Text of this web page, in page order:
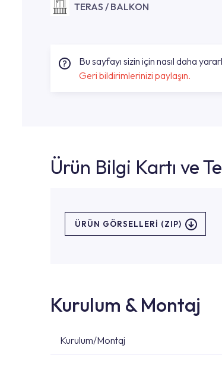
TERAS / BALKON
Bu sayfayı sizin için nasıl daha
Geri bildirimlerinizi paylaşın.
Ürün Bilgi Kartı ve
ÜRÜN GÖRSELLERI (ZIP)
Kurulum & Montaj
Kurulum/Montaj